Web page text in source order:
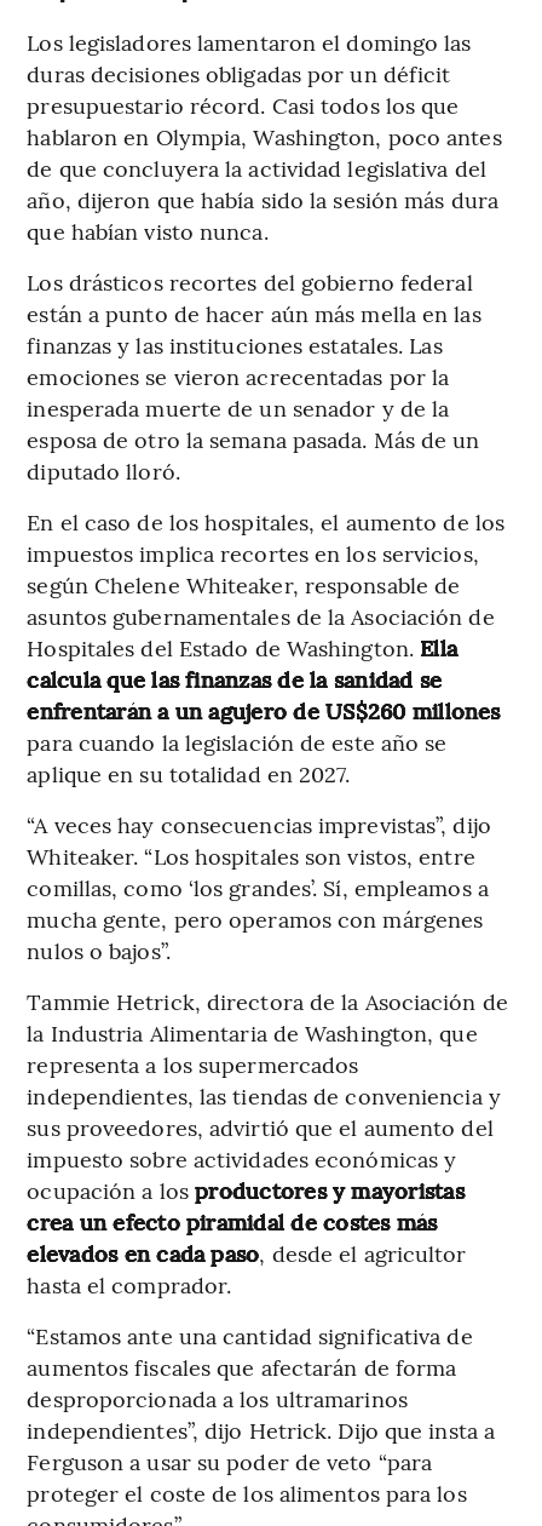
Los legisladores lamentaron el domingo las
duras decisiones obligadas por un déficit
presupuestario récord. Casi todos los que
hablaron en Olympia, Washington, poco antes
de que concluyera la actividad legislativa del
año, dijeron que había sido la sesión más dura
que habían visto nunca.
Los drásticos recortes del gobierno federal
están a punto de hacer aún más mella en las
finanzas y las instituciones estatales. Las
emociones se vieron acrecentadas por la
inesperada muerte de un senador y de la
esposa de otro la semana pasada. Más de un
diputado lloró.
En el caso de los hospitales, el aumento de los
impuestos implica recortes en los servicios,
según Chelene Whiteaker, responsable de
asuntos gubernamentales de la Asociación de
Hospitales del Estado de Washington. Ella
calcula que las finanzas de la sanidad se
enfrentarán a un agujero de US$260 millones
para cuando la legislación de este año se
aplique en su totalidad en 2027.
“A veces hay consecuencias imprevistas”, dijo
Whiteaker. “Los hospitales son vistos, entre
comillas, como ‘los grandes’. Sí, empleamos a
mucha gente, pero operamos con márgenes
nulos o bajos”.
Tammie Hetrick, directora de la Asociación de
la Industria Alimentaria de Washington, que
representa a los supermercados
independientes, las tiendas de conveniencia y
sus proveedores, advirtió que el aumento del
impuesto sobre actividades económicas y
ocupación a losproductores y mayoristas
crea un efecto piramidal de costes más
elevados en cada paso, desde el agricultor
hasta el comprador.
“Estamos ante una cantidad significativa de
aumentos fiscales que afectarán de forma
desproporcionada a los ultramarinos
independientes”, dijo Hetrick. Dijo que insta a
Ferguson a usar su poder de veto “para
proteger el coste de los alimentos para los